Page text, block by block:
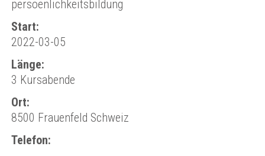
persoenlichkeitsbildung
Start:
2022-03-05
Länge:
3 Kursabende
Ort:
8500 Frauenfeld Schweiz
Telefon: